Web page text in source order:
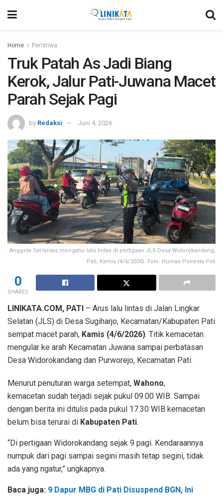
Home Peristiwa
Truk Patah As Jadi Biang
Kerok, Jalur Pati-Juwana Macet
Parah Sejak Pagi
by Redaksi Juni 4, 2026
Anggota Sat lantas mengatur lalu lintas di pertigaan JLS Desa Widorokandang,
Pati, Kamis (4/6/2026). Foto: Humas Polresta Pati
0
SHARES
LINIKATA.COM, PATI – Arus lalu lintas di Jalan Lingkar
Selatan (JLS) di Desa Sugiharjo, Kecamatan/Kabupaten Pati
sempat macet parah, Kamis (4/6/2026). Titik kemacetan
mengular ke arah Kecamatan Juwana sampai perbatasan
Desa Widorokandang dan Purworejo, Kecamatan Pati.
Menurut penuturan warga setempat, Wahono,
kemacetan sudah terjadi sejak pukul 09.00 WIB. Sampai
dengan berita ini ditulis pada pukul 17.30 WIB kemacetan
belum bisa terurai di Kabupaten Pati.
“Di pertigaan Widorokandang sejak 9 pagi. Kendaraannya
numpuk dari pagi sampai segini masih tetap segini, tidak
ada yang ngatur,” ungkapnya.
Baca juga: 9 Dapur MBG di Pati Disuspend BGN, Ini